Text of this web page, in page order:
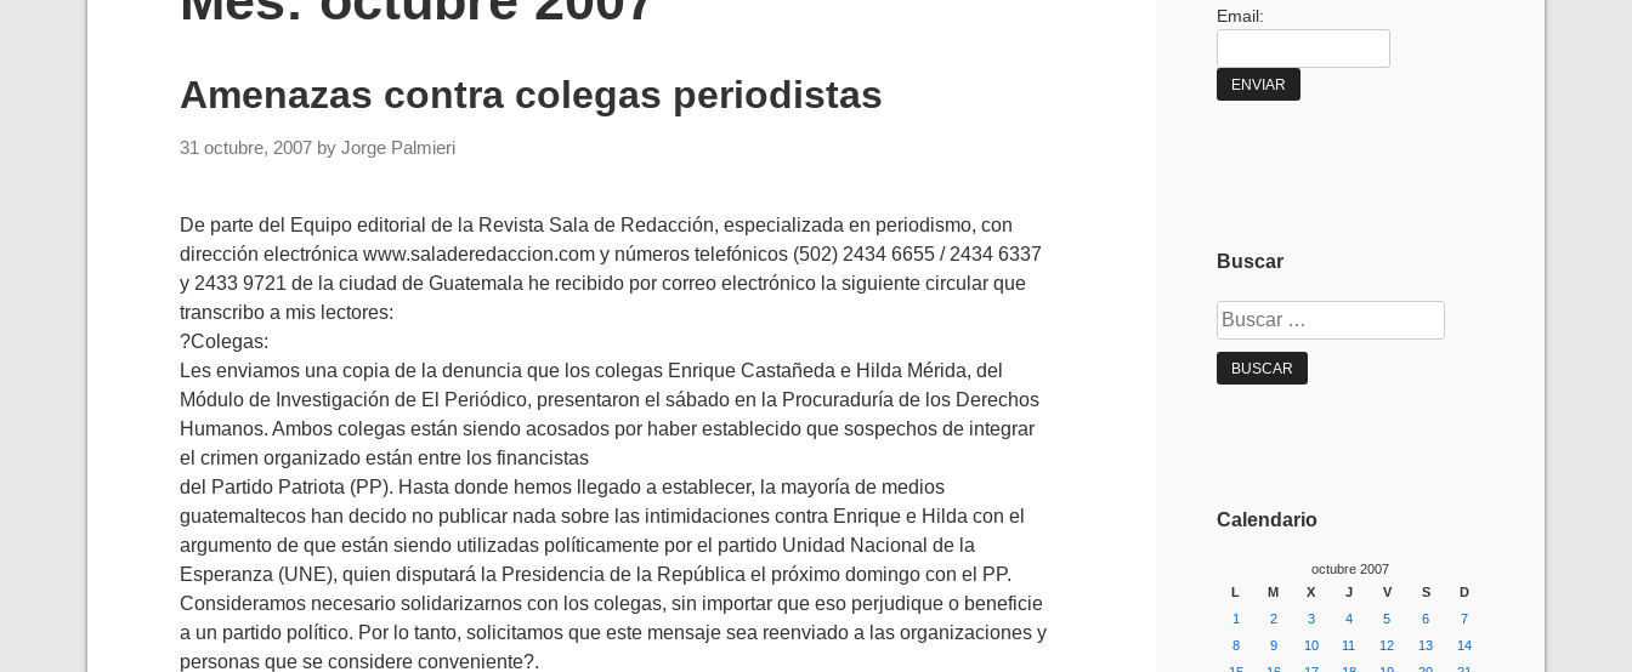
Amenazas contra colegas periodistas
31 octubre, 2007 by Jorge Palmieri
De parte del Equipo editorial de la Revista Sala de Redacción, especializada en periodismo, con
dirección electrónica www.saladeredaccion.com y números telefónicos (502) 2434 6655 / 2434 6337
y 2433 9721 de la ciudad de Guatemala he recibido por correo electrónico la siguiente circular que
transcribo a mis lectores:
?Colegas:
Les enviamos una copia de la denuncia que los colegas Enrique Castañeda e Hilda Mérida, del
Módulo de Investigación de El Periódico, presentaron el sábado en la Procuraduría de los Derechos
Humanos. Ambos colegas están siendo acosados por haber establecido que sospechos de integrar
el crimen organizado están entre los financistas
del Partido Patriota (PP). Hasta donde hemos llegado a establecer, la mayoría de medios
guatemaltecos han decido no publicar nada sobre las intimidaciones contra Enrique e Hilda con el
argumento de que están siendo utilizadas políticamente por el partido Unidad Nacional de la
Esperanza (UNE), quien disputará la Presidencia de la República el próximo domingo con el PP.
Consideramos necesario solidarizarnos con los colegas, sin importar que eso perjudique o beneficie
a un partido político. Por lo tanto, solicitamos que este mensaje sea reenviado a las organizaciones y
personas que se considere conveniente?.
Email:
Buscar
Buscar:
Calendario
octubre 2007
L
M X J V S
D
1
2 3 4 5 6
7
8
9 10 11 12 13
14